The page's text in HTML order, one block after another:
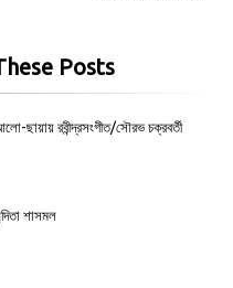
Posts
ছায়ায় রবীন্দ্রসংগীত/সৌরভ চক্রবর্তী
শাসমল